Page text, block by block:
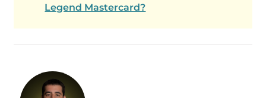
Legend Mastercard?